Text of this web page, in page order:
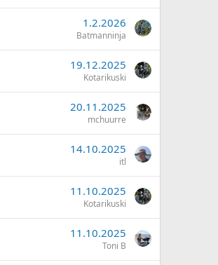
1.2.2026
Batmanninja
19.12.2025
Kotarikuski
20.11.2025
mchuurre
14.10.2025
itl
11.10.2025
Kotarikuski
11.10.2025
Toni B